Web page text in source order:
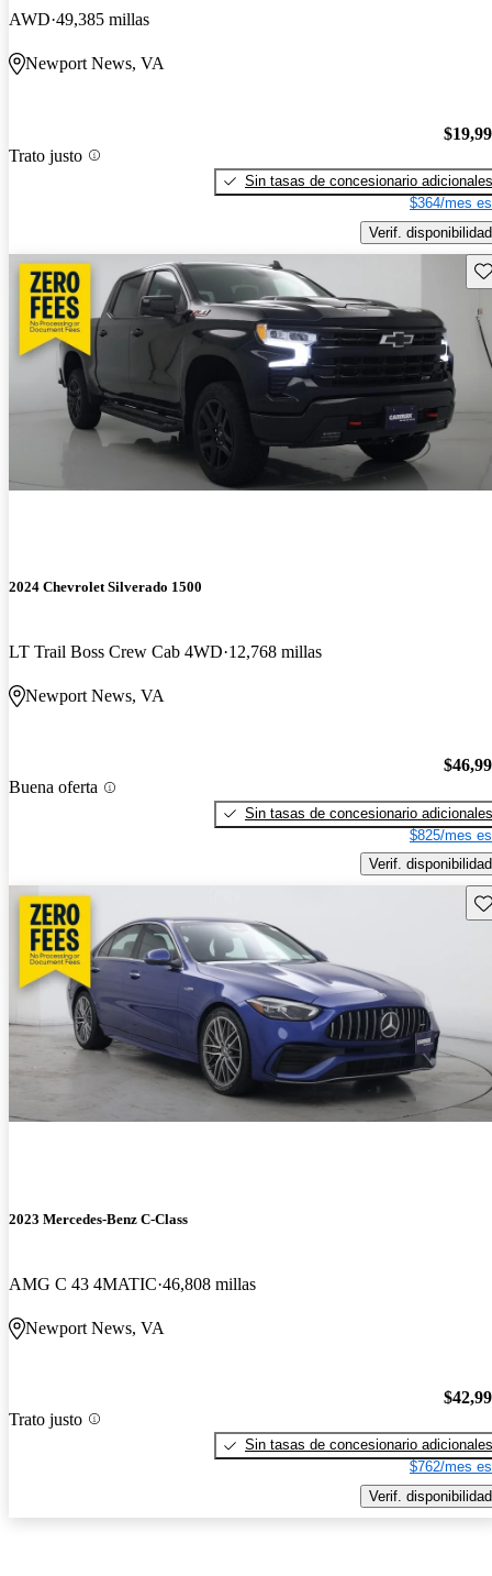
AWD 49,385 millas
Newport News, VA
Trato justo
Sin tasas de concesionario adicionales
$364/mes
Verif. disponibilidad
2024 Chevrolet Silverado 1500
LT Trail Boss Crew Cab 4WD 12,768 millas
Newport News, VA
Buena oferta
Sin tasas de concesionario adicionales
$825/mes
Verif. disponibilidad
2023 Mercedes-Benz C-Class
AMG C 43 4MATIC 46,808 millas
Newport News, VA
Trato justo
Sin tasas de concesionario adicionales
$762/mes
Verif. disponibilidad